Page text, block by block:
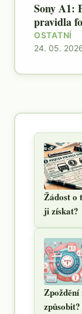
Sony A1:
pravidla
OSTATNÍ
24. 05.
Žádost o
ji získat?
Zpoždění
způsobit?